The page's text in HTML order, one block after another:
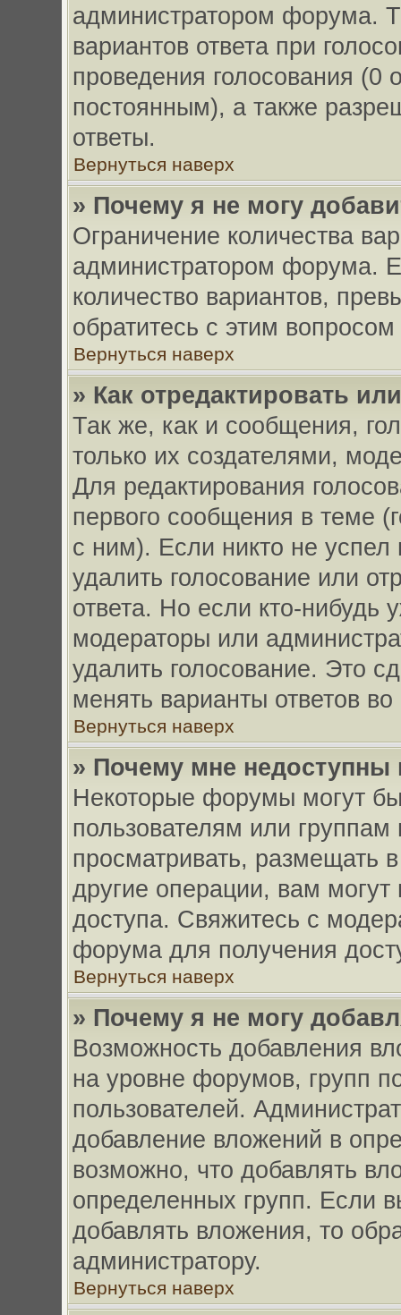
администратором форума.
вариантов ответа при
проведения голосования (0
постоянным), а также
ответы.
Вернуться наверх
» Почему я не могу
Ограничение количества
администратором форума.
количество вариантов,
обратитесь с этим
Вернуться наверх
» Как отредактировать
Так же, как и сообщения,
только их создателями,
Для редактирования
первого сообщения в теме
с ним). Если никто не успел
удалить голосование или
ответа. Но если кто-нибудь
модераторы или
удалить голосование. Это
менять варианты ответов
Вернуться наверх
» Почему мне
Некоторые форумы могут
пользователям или
просматривать, размещать
другие операции, вам
доступа. Свяжитесь с
форума для получения
Вернуться наверх
» Почему я не могу
Возможность добавления
на уровне форумов, групп
пользователей.
добавление вложений в
возможно, что добавлять
определенных групп. Если
добавлять вложения, то
администратору.
Вернуться наверх